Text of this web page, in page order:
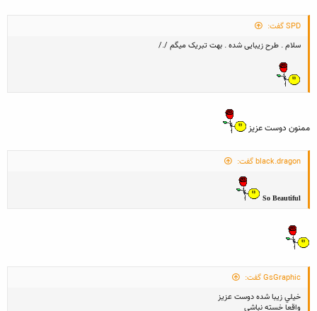
SPD گفت:
سلام . طرح زیبایی شده . بهت تبریک میگم /./
ممنون دوست عزيز
black.dragon گفت:
So Beautiful
GsGraphic گفت:
خيلي زيبا شده دوست عزيز
واقعا خسته نباشي